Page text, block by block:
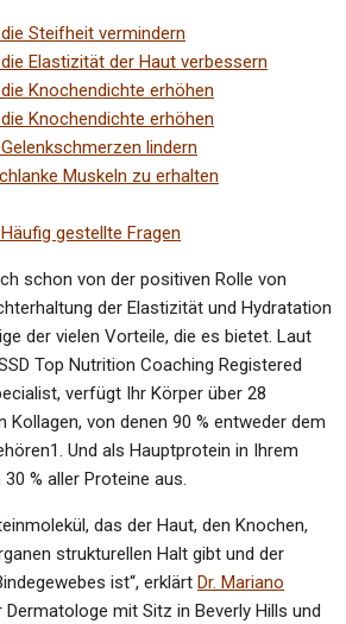
Steifheit vermindern
Elastizität der Haut verbessern
Knochendichte erhöhen
Knochendichte erhöhen
lindern
Muskeln zu erhalten
gestellte Fragen
schon von der positiven Rolle von
der Elastizität und Hydratation
der vielen Vorteile, die es bietet. Laut
Top Nutrition Coaching Registered
verfügt Ihr Körper über 28
Kollagen, von denen 90 % entweder dem
Und als Hauptprotein in Ihrem
% aller Proteine aus.
das der Haut, den Knochen,
strukturellen Halt gibt und der
ist“, erklärt Dr. Mariano
mit Sitz in Beverly Hills und